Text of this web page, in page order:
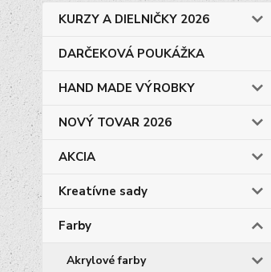
KURZY A DIELNIČKY 2026
DARČEKOVÁ POUKÁŽKA
HAND MADE VÝROBKY
NOVÝ TOVAR 2026
AKCIA
Kreatívne sady
Farby
Akrylové farby